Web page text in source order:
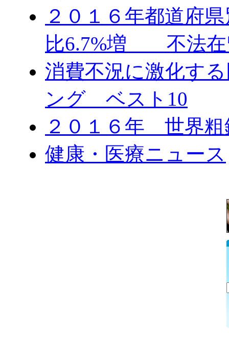
２０１６年都道府
比6.7%増 不法在
消費不況に激化す
ング ベスト10
２０１６年 世界粗
健康・医療ニュース